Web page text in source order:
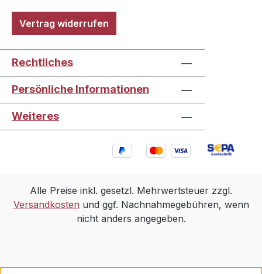
Vertrag widerrufen
Rechtliches
Persönliche Informationen
Weiteres
Alle Preise inkl. gesetzl. Mehrwertsteuer zzgl.
Versandkosten und ggf. Nachnahmegebühren, wenn
nicht anders angegeben.